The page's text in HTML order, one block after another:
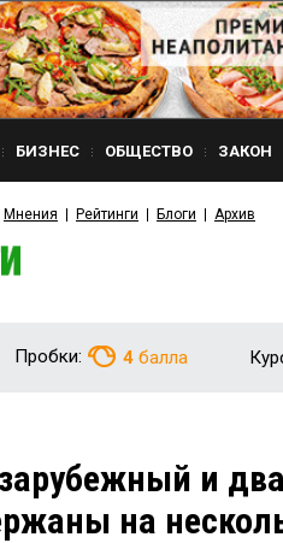
БИЗНЕС ОБЩЕСТВО ЗАКОН
Мнения Рейтинги Блоги Архив
Пробки: 4 балла
и два
на